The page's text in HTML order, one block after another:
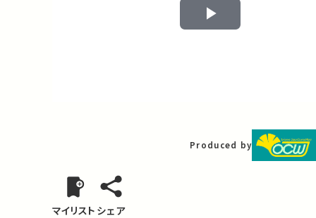
Play
Produced by
マイリスト シェア